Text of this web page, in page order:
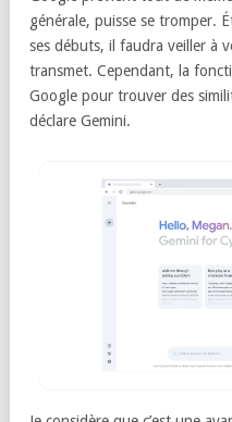
générale, puisse se tromper.
ses débuts, il faudra veiller à
transmet. Cependant, la
Google pour trouver des
déclare Gemini.